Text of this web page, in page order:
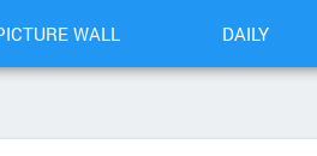
WALL DAILY